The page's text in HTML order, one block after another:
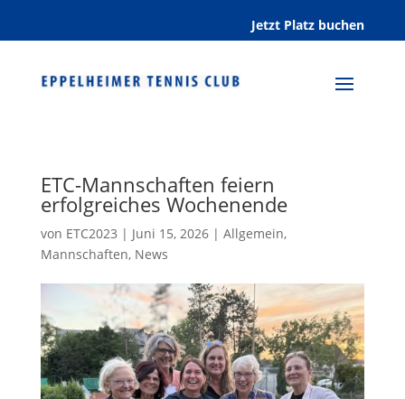
Jetzt Platz buchen
ETC-Mannschaften feiern
erfolgreiches Wochenende
von ETC2023 | Juni 15, 2026| Allgemein,
Mannschaften, News